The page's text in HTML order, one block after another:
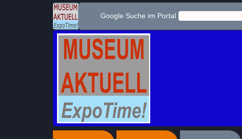
Google Suche im Portal